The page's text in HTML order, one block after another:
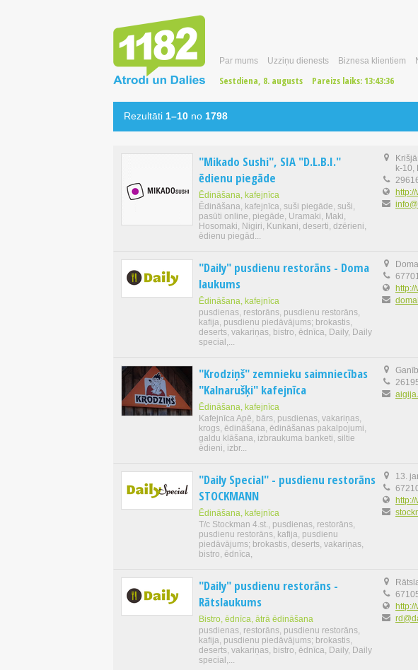
Par mums Uzziņu dienests Biznesa klientiem
Sestdiena, 8. augusts Pareizs laiks: 13:43:36
Rezultāti 1–10 no 1798
"Mikado Sushi", SIA "D.L.B.I."
ēdienu piegāde
Ēdināšana, kafejnīca
Ēdināšana, kafejnīca, suši piegāde, suši,
pasūti online, piegāde, Uramaki, Maki,
Hosomaki, Nigiri, Kunkani, deserti, dzērieni,
ēdienu piegād...
k-10,
"Daily" pusdienu restorāns - Doma
laukums
Ēdināšana, kafejnīca
pusdienas, restorāns, pusdienu restorāns,
kafija, pusdienu piedāvājums; brokastis,
deserts, vakariņas, bistro, ēdnīca, Daily, Daily
special,...
"Krodziņš" zemnieku saimniecības
"Kalnarušķi" kafejnīca
Ēdināšana, kafejnīca
Kafejnīca Apē, bārs, pusdienas, vakariņas,
krogs, ēdināšana, ēdināšanas pakalpojumi,
galdu klāšana, izbraukuma banketi, siltie
ēdieni, izbr...
"Daily Special" - pusdienu restorāns
STOCKMANN
Ēdināšana, kafejnīca
T/c Stockman 4.st., pusdienas, restorāns,
pusdienu restorāns, kafija, pusdienu
piedāvājums; brokastis, deserts, vakariņas,
bistro, ēdnīca,
13.
"Daily" pusdienu restorāns -
Rātslaukums
Bistro, ēdnīca, ātrā ēdināšana
pusdienas, restorāns, pusdienu restorāns,
kafija, pusdienu piedāvājums; brokastis,
deserts, vakariņas, bistro, ēdnīca, Daily, Daily
special,...